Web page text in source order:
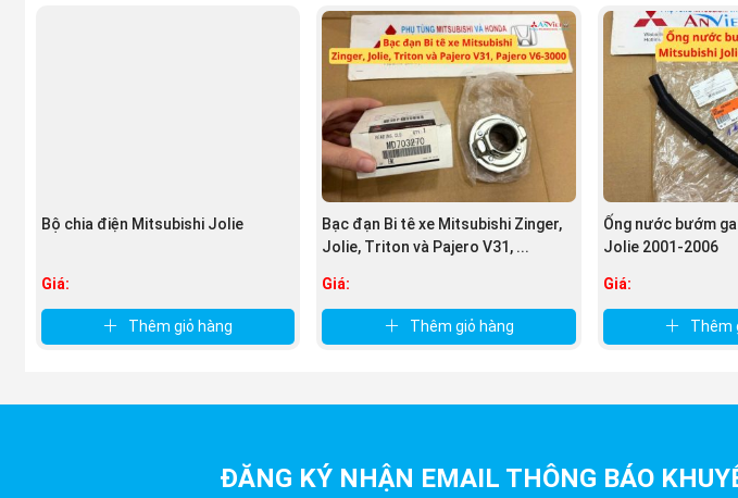
Bộ chia điện Mitsubishi Jolie
Giá:
Thêm giỏ hàng
Bạc đạn Bi tê xe Mitsubishi Zinger,
Jolie, Triton và Pajero V31, ...
Giá:
Thêm giỏ hàng
Ống nước bướm
Jolie 2001-2006
Giá:
Thêm
ĐĂNG KÝ NHẬN EMAIL THÔNG BÁO